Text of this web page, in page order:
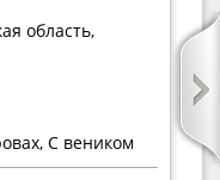
область,
С веником